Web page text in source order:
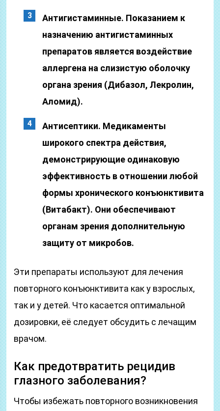
Антигистаминные. Показанием к
назначению антигистаминных
препаратов является воздействие
аллергена на слизистую оболочку
органа зрения (Дибазол, Лекролин,
Аломид).
Антисептики. Медикаменты
широкого спектра действия,
демонстрирующие одинаковую
эффективность в отношении любой
формы хронического конъюнктивита
(Витабакт). Они обеспечивают
органам зрения дополнительную
защиту от микробов.
Эти препараты используют для лечения
повторного конъюнктивита как у взрослых,
так и у детей. Что касается оптимальной
дозировки, её следует обсудить с лечащим
врачом.
Как предотвратить рецидив
глазного заболевания?
Чтобы избежать повторного возникновения